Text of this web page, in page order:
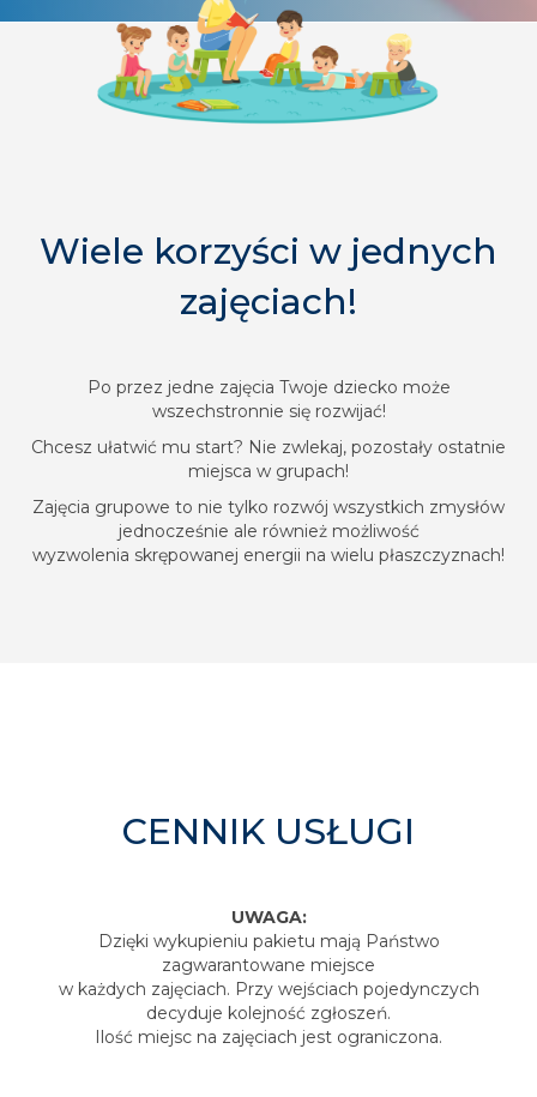
Wiele korzyści w jednych
zajęciach!
Po przez jedne zajęcia Twoje dziecko może
wszechstronnie się rozwijać!
Chcesz ułatwić mu start? Nie zwlekaj, pozostały ostatnie
miejsca w grupach!
Zajęcia grupowe to nie tylko rozwój wszystkich zmysłów
jednocześnie ale również możliwość
wyzwolenia skrępowanej energii na wielu płaszczyznach!
CENNIK USŁUGI
UWAGA:
Dzięki wykupieniu pakietu mają Państwo
zagwarantowane miejsce
w każdych zajęciach. Przy wejściach pojedynczych
decyduje kolejność zgłoszeń.
Ilość miejsc na zajęciach jest ograniczona.